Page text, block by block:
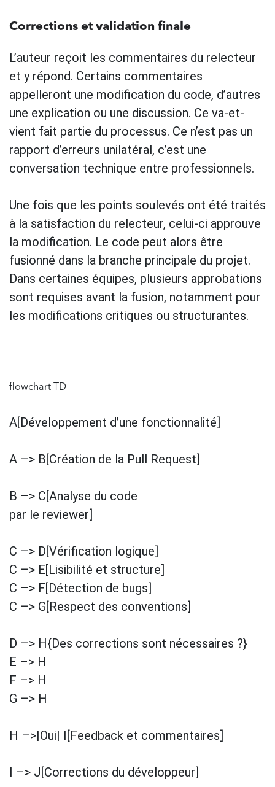
Corrections et validation finale
L’auteur reçoit les commentaires du relecteur
et y répond. Certains commentaires
appelleront une modification du code, d’autres
une explication ou une discussion. Ce va-et-
vient fait partie du processus. Ce n’est pas un
rapport d’erreurs unilatéral, c’est une
conversation technique entre professionnels.
Une fois que les points soulevés ont été traités
à la satisfaction du relecteur, celui-ci approuve
la modification. Le code peut alors être
fusionné dans la branche principale du projet.
Dans certaines équipes, plusieurs approbations
sont requises avant la fusion, notamment pour
les modifications critiques ou structurantes.
flowchart TD
A[Développement d’une fonctionnalité]
A –> B[Création de la Pull Request]
B –> C[Analyse du code
par le reviewer]
C –> D[Vérification logique]
C –> E[Lisibilité et structure]
C –> F[Détection de bugs]
C –> G[Respect des conventions]
D –> H{Des corrections sont nécessaires ?}
E –> H
F –> H
G –> H
H –>|Oui| I[Feedback et commentaires]
I –> J[Corrections du développeur]